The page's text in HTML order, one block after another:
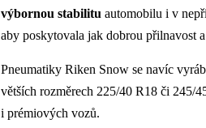
výbornou stabilitu automobilu i v
aby poskytovala jak dobrou přilnavost
Pneumatiky Riken Snow se navíc
větších rozměrech 225/40 R18 či 245/
i prémiových vozů.